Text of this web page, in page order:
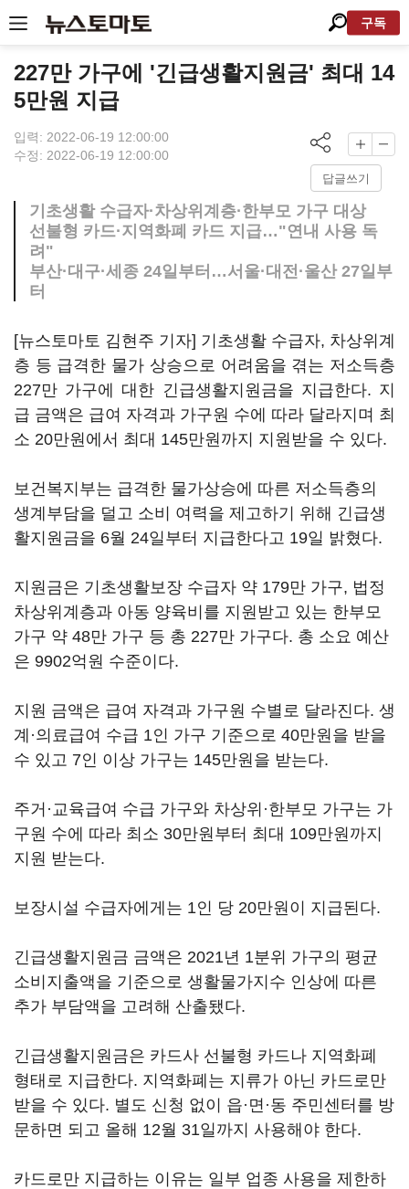
구독
227만 가구에 '긴급생활지원금' 최대 14
5만원 지급
입력: 2022-06-19 12:00:00
수정: 2022-06-19 12:00:00
답글쓰기
기초생활 수급자·차상위계층·한부모 가구 대상
선불형 카드·지역화폐 카드 지급…"연내 사용 독
려"
부산·대구·세종 24일부터…서울·대전·울산 27일부
터
[뉴스토마토 김현주 기자] 기초생활 수급자, 차상위계
층 등 급격한 물가 상승으로 어려움을 겪는 저소득층
227만 가구에 대한 긴급생활지원금을 지급한다. 지
급 금액은 급여 자격과 가구원 수에 따라 달라지며 최
소 20만원에서 최대 145만원까지 지원받을 수 있다.
보건복지부는 급격한 물가상승에 따른 저소득층의
생계부담을 덜고 소비 여력을 제고하기 위해 긴급생
활지원금을 6월 24일부터 지급한다고 19일 밝혔다.
지원금은 기초생활보장 수급자 약 179만 가구, 법정
차상위계층과 아동 양육비를 지원받고 있는 한부모
가구 약 48만 가구 등 총 227만 가구다. 총 소요 예산
은 9902억원 수준이다.
지원 금액은 급여 자격과 가구원 수별로 달라진다. 생
계·의료급여 수급 1인 가구 기준으로 40만원을 받을
수 있고 7인 이상 가구는 145만원을 받는다.
주거·교육급여 수급 가구와 차상위·한부모 가구는 가
구원 수에 따라 최소 30만원부터 최대 109만원까지
지원 받는다.
보장시설 수급자에게는 1인 당 20만원이 지급된다.
긴급생활지원금 금액은 2021년 1분위 가구의 평균
소비지출액을 기준으로 생활물가지수 인상에 따른
추가 부담액을 고려해 산출됐다.
긴급생활지원금은 카드사 선불형 카드나 지역화폐
형태로 지급한다. 지역화폐는 지류가 아닌 카드로만
받을 수 있다. 별도 신청 없이 읍·면·동 주민센터를 방
문하면 되고 올해 12월 31일까지 사용해야 한다.
카드로만 지급하는 이유는 일부 업종 사용을 제한하